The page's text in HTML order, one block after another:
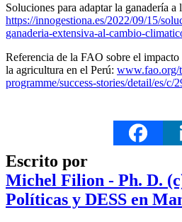
Soluciones para adaptar la ganadería
https://innogestiona.es/2022/09/15/
ganaderia-extensiva-al-cambio-
Referencia de la FAO sobre el
la agricultura en el Perú: www.fao.org/
programme/success-stories/detail/es/c/
Escrito por
Michel Filion - Ph. D.
Políticas y DESS en